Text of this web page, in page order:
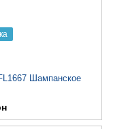
Шампанское